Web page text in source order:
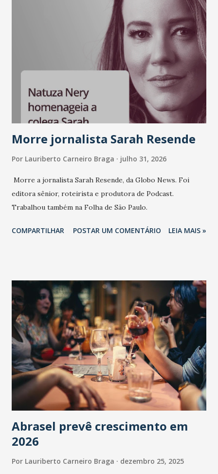
A nova edição chega em um momento em que autenticidade
e consistência ganham peso nas conversas sobre marca,
liderança e estratégia. - Vivemos um momento em que todo
mundo fala muito e poucos entregam de verdade. O NM2B
sempre existiu para dar palco a quem constrói com
consistência, e nesta edição isso fica ainda mais claro.
Vamos reforçar que ser genuíno sustenta a confiança entre
marcas, pessoas e mercado", afirma Tamires So...
Morre jornalista Sarah Resende
Por Lauriberto Carneiro Braga julho 31, 2026
Morre a jornalista Sarah Resende, da Globo News. Foi
editora sênior, roteirista e produtora de Podcast.
Trabalhou também na Folha de São Paulo.
COMPARTILHAR POSTAR UM COMENTÁRIO LEIA MAIS »
Abrasel prevê crescimento em
2026
Por Lauriberto Carneiro Braga dezembro 25, 2025